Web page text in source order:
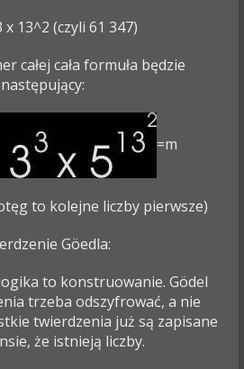
x 13^2 (czyli 61 347)
całej cała formuła będzie
następujący:
=m
to kolejne liczby pierwsze)
Göedla:
to konstruowanie. Gödel
trzeba odszyfrować, a nie
twierdzenia już są zapisane
że istnieją liczby.